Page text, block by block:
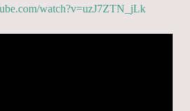
watch?v=uzJ7ZTN_jLk